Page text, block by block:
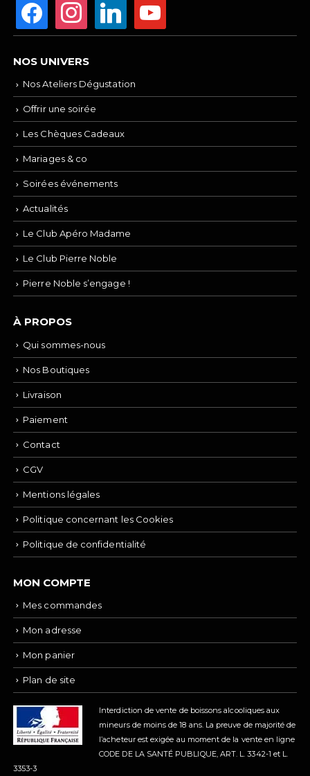
NOS UNIVERS
Nos Ateliers Dégustation
Offrir une soirée
Les Chèques Cadeaux
Mariages & co
Soirées événements
Actualités
Le Club Apéro Madame
Le Club Pierre Noble
Pierre Noble s’engage !
À PROPOS
Qui sommes-nous
Nos Boutiques
Livraison
Paiement
Contact
CGV
Mentions légales
Politique concernant les Cookies
Politique de confidentialité
MON COMPTE
Mes commandes
Mon adresse
Mon panier
Plan de site
Interdiction de vente de boissons alcooliques aux
mineurs de moins de 18 ans. La preuve de majorité de
l’acheteur est exigée au moment de la vente en ligne
CODE DE LA SANTÉ PUBLIQUE, ART. L. 3342-1 et L.
3353-3